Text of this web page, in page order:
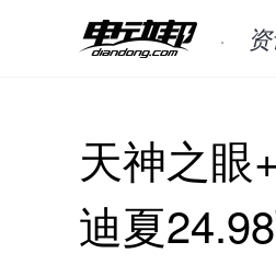
天神之眼
迪夏